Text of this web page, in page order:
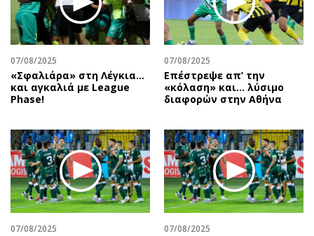
Κόσμος
Παράξενα
Πολιτισμός
Σινεμά
Θέατρο-Χορός
Εικαστικά
Βιβλίο
Χειρόγραφα
Έξοδος
Media
Εκπομπές
Wine routes
Podcasts
Προσφορές
Προσωπικότητες στην ''Κ''
Επιστολές
07/08/2025
«Σφαλιάρα» στη Λέγκια…
και αγκαλιά με League
Phase!
07/08/2025
Επέστρεψε απ’ την
«κόλαση» και… λύσιμο
διαφορών στην Αθήνα
07/08/2025 07/08/2025